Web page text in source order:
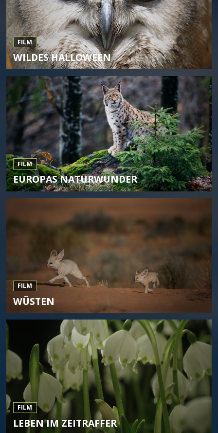
FILM
WILDES HALLOWEEN
FILM
EUROPAS NATURWUNDER
FILM
WÜSTEN
FILM
LEBEN IM ZEITRAFFER